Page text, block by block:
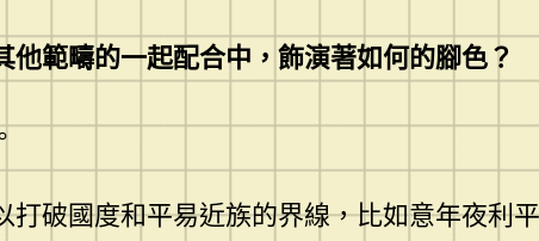
範疇的一起配合中，飾演著如何的腳色？
破國度和平易近族的界線，比如意年夜利